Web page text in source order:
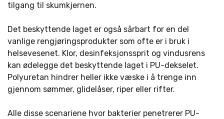
tilgang til skumkjernen.
Det beskyttende laget er også sårbart for en del
vanlige rengjøringsprodukter som ofte er i bruk i
helsevesenet. Klor, desinfeksjonssprit og vindusrens
kan ødelegge det beskyttende laget i PU-dekselet.
Polyuretan hindrer heller ikke væske i å trenge inn
gjennom sømmer, glidelåser, riper eller rifter.
Alle disse scenariene hvor bakterier penetrerer PU-